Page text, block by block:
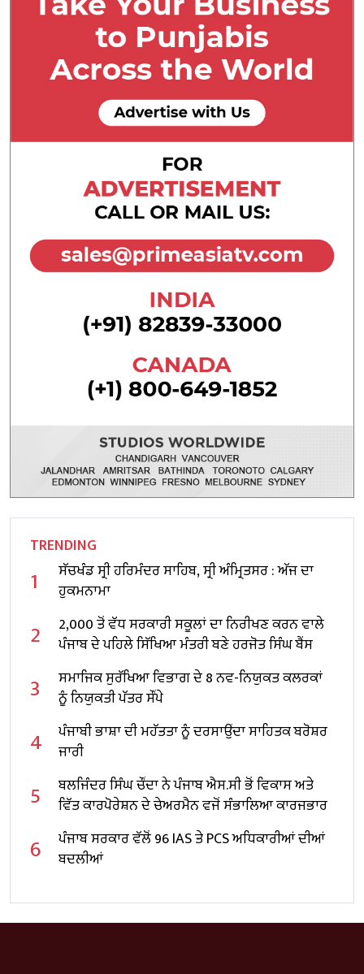
TRENDING
1
ਸੱਚਖੰਡ ਸ੍ਰੀ ਹਰਿਮੰਦਰ ਸਾਹਿਬ, ਸ੍ਰੀ ਅੰਮ੍ਰਿਤਸਰ : ਅੱਜ ਦਾ
ਹੁਕਮਨਾਮਾ
2
2,000 ਤੋਂ ਵੱਧ ਸਰਕਾਰੀ ਸਕੂਲਾਂ ਦਾ ਨਿਰੀਖਣ ਕਰਨ ਵਾਲੇ
ਪੰਜਾਬ ਦੇ ਪਹਿਲੇ ਸਿੱਖਿਆ ਮੰਤਰੀ ਬਣੇ ਹਰਜੋਤ ਸਿੰਘ ਬੈਂਸ
3
ਸਮਾਜਿਕ ਸੁਰੱਖਿਆ ਵਿਭਾਗ ਦੇ 8 ਨਵ-ਨਿਯੁਕਤ ਕਲਰਕਾਂ
ਨੂੰ ਨਿਯੁਕਤੀ ਪੱਤਰ ਸੌਂਪੇ
4
ਪੰਜਾਬੀ ਭਾਸ਼ਾ ਦੀ ਮਹੱਤਤਾ ਨੂੰ ਦਰਸਾਉਂਦਾ ਸਾਹਿਤਕ ਬਰੋਸ਼ਰ
ਜਾਰੀ
5
ਬਲਜਿੰਦਰ ਸਿੰਘ ਚੌਂਦਾ ਨੇ ਪੰਜਾਬ ਐਸ.ਸੀ ਭੋਂ ਵਿਕਾਸ ਅਤੇ
ਵਿੱਤ ਕਾਰਪੋਰੇਸ਼ਨ ਦੇ ਚੇਅਰਮੈਨ ਵਜੋਂ ਸੰਭਾਲਿਆ ਕਾਰਜਭਾਰ
6
ਪੰਜਾਬ ਸਰਕਾਰ ਵੱਲੋਂ 96 IAS ਤੇ PCS ਅਧਿਕਾਰੀਆਂ ਦੀਆਂ
ਬਦਲੀਆਂ